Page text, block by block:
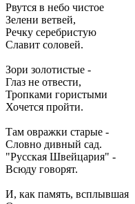
Рвутся в небо чистое
Зелени ветвей,
Речку серебристую
Славит соловей.
Зори золотистые -
Глаз не отвести,
Тропками гористыми
Хочется пройти.
Там овражки старые -
Словно дивный сад.
"Русская Швейцария" -
Всюду говорят.
И, как память, всплывшая